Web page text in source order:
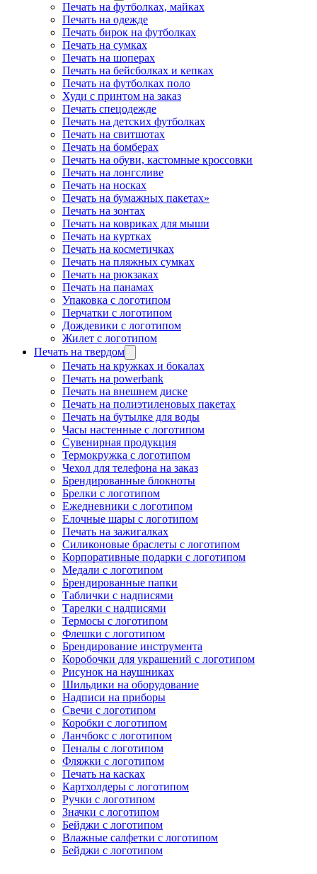
Печать на футболках, майках
Печать на одежде
Печать бирок на футболках
Печать на сумках
Печать на шоперах
Печать на бейсболках и кепках
Печать на футболках поло
Худи с принтом на заказ
Печать спецодежде
Печать на детских футболках
Печать на свитшотах
Печать на бомберах
Печать на обуви, кастомные кроссовки
Печать на лонгсливе
Печать на носках
Печать на бумажных пакетах»
Печать на зонтах
Печать на ковриках для мыши
Печать на куртках
Печать на косметичках
Печать на пляжных сумках
Печать на рюкзаках
Печать на панамах
Упаковка с логотипом
Перчатки с логотипом
Дождевики с логотипом
Жилет с логотипом
Печать на твердом
Печать на кружках и бокалах
Печать на powerbank
Печать на внешнем диске
Печать на полиэтиленовых пакетах
Печать на бутылке для воды
Часы настенные с логотипом
Сувенирная продукция
Термокружка с логотипом
Чехол для телефона на заказ
Брендированные блокноты
Брелки с логотипом
Ежедневники с логотипом
Елочные шары с логотипом
Печать на зажигалках
Силиконовые браслеты с логотипом
Корпоративные подарки с логотипом
Медали с логотипом
Брендированные папки
Таблички с надписями
Тарелки с надписями
Термосы с логотипом
Флешки с логотипом
Брендирование инструмента
Коробочки для украшений с логотипом
Рисунок на наушниках
Шильдики на оборудование
Надписи на приборы
Свечи с логотипом
Коробки с логотипом
Ланчбокс с логотипом
Пеналы с логотипом
Фляжки с логотипом
Печать на касках
Картхолдеры с логотипом
Ручки с логотипом
Значки с логотипом
Бейджи с логотипом
Влажные салфетки с логотипом
Бейджи с логотипом